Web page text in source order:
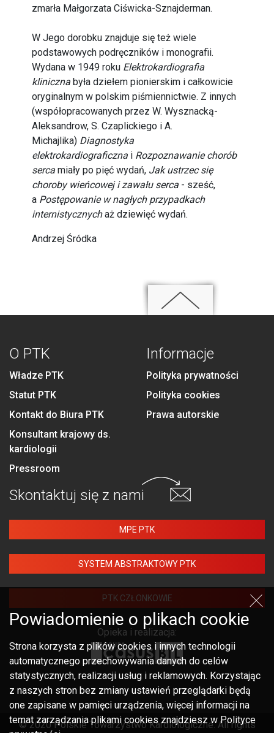
zmarła Małgorzata Ciświcka-Sznajderman.
W Jego dorobku znajduje się też wiele
podstawowych podręczników i monografii.
Wydana w 1949 roku Elektrokardiografia
kliniczna była dziełem pionierskim i całkowicie
oryginalnym w polskim piśmiennictwie. Z innych
(współopracowanych przez W. Wysznacką-
Aleksandrow, S. Czaplickiego i A.
Michajlika) Diagnostyka
elektrokardiograficzna i Rozpoznawanie chorób
serca miały po pięć wydań, Jak ustrzec się
choroby wieńcowej i zawału serca - sześć,
a Postępowanie w nagłych przypadkach
internistycznychaż dziewięć wydań.
Andrzej Śródka
O PTK
Władze PTK
Statut PTK
Kontakt do Biura PTK
Konsultant krajowy ds.
kardiologii
Pressroom
Informacje
Polityka prywatności
Polityka cookies
Prawa autorskie
Skontaktuj się z nami
MPE PTK
SYSTEM ABSTRAKTOWY PTK
PTK CZŁONKOWIE
Opieka i realizacja:
© 2020 Polskie Towarzystwo Kardiologiczne. All rights
Powiadomienie o plikach cookie
Strona korzysta z plików cookies i innych technologii
automatycznego przechowywania danych do celów
statystycznych, realizacji usług i reklamowych. Korzystając
z naszych stron bez zmiany ustawień przeglądarki będą
one zapisane w pamięci urządzenia, więcej informacji na
temat zarządzania plikami cookies znajdziesz w Polityce